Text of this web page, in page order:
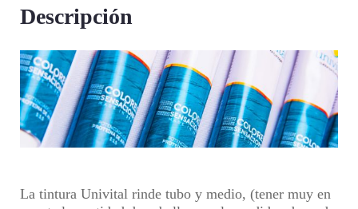
Descripción
La tintura Univital rinde tubo y medio, (tener muy en